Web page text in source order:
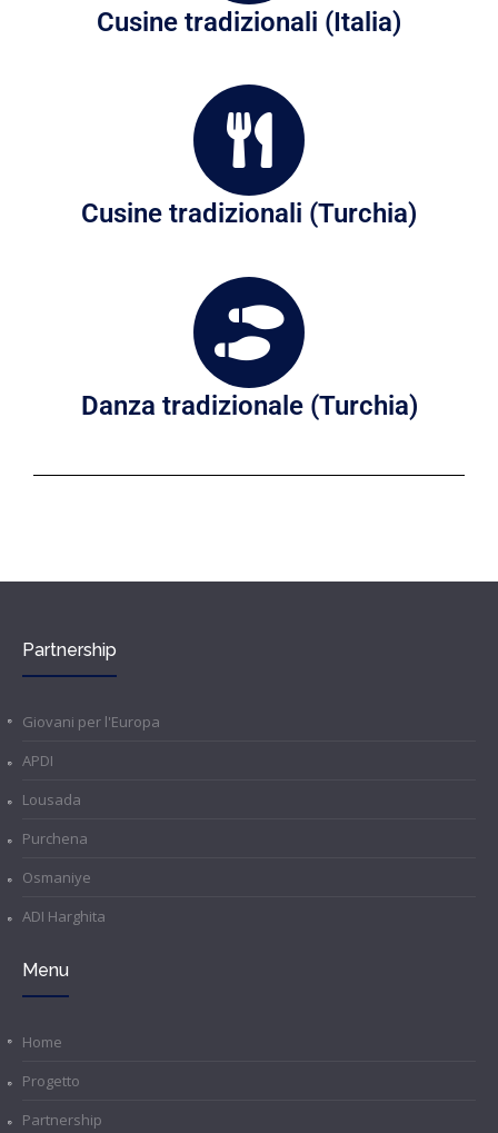
Cusine tradizionali (Italia)
Cusine tradizionali (Turchia)
Danza tradizionale (Turchia)
Partnership
Giovani per l'Europa
APDI
Lousada
Purchena
Osmaniye
ADI Harghita
Menu
Home
Progetto
Partnership